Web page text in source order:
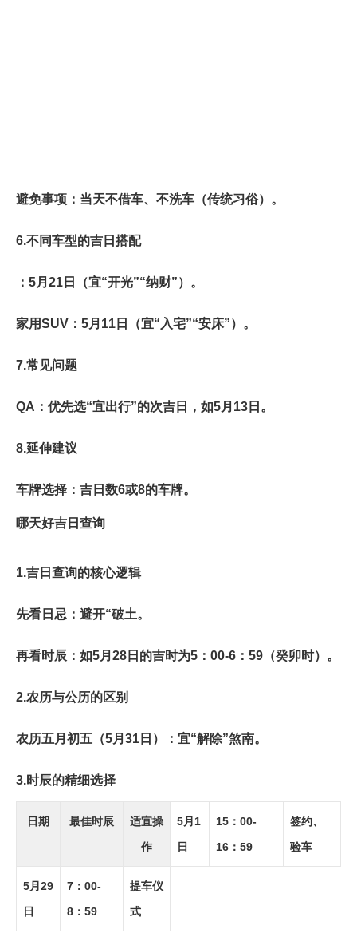
避免事项 ：当天不借车、不洗车（传统习俗）。
6.不同车型的吉日搭配
：5月21日（宜“开光”“纳财”）。
家用SUV ：5月11日（宜“入宅”“安床”）。
7.常见问题
QA ：优先选“宜出行”的次吉日，如5月13日。
8.延伸建议
车牌选择 ：吉日数6或8的车牌。
哪天好吉日查询
1.吉日查询的核心逻辑
先看日忌 ：避开“破土。
再看时辰 ：如5月28日的吉时为5：00-6：59（癸卯时）。
2.农历与公历的区别
农历五月初五 （5月31日）：宜“解除”煞南。
3.时辰的精细选择
日期 最佳时辰
适宜操
作
5月1
日
15：00-
16：59
签约、
验车
5月29
日
7：00-
8：59
提车仪
式